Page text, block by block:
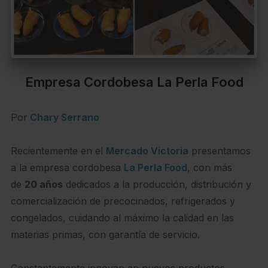
Empresa Cordobesa La Perla Food
Por Chary Serrano
Recientemente en el Mercado Victoria presentamos
a la empresa cordobesa La Perla Food, con más
de 20 años dedicados a la producción, distribución y
comercialización de precocinados, refrigerados y
congelados, cuidando al máximo la calidad en las
materias primas, con garantía de servicio.